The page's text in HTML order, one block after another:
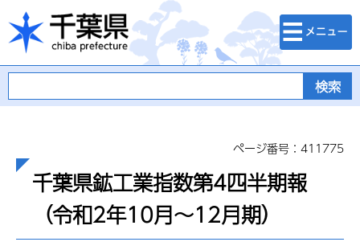
千葉県
検索・メニュ
ー
ページ番号：411775
千葉県鉱工業指数第4四半期報
（令和2年10月～12月期）